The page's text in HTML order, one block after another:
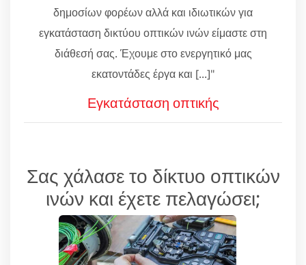
δημοσίων φορέων αλλά και ιδιωτικών για
εγκατάσταση δικτύου οπτικών ινών είμαστε στη
διάθεσή σας. Έχουμε στο ενεργητικό μας
εκατοντάδες έργα και [...]"
Εγκατάσταση οπτικής
Σας χάλασε το δίκτυο οπτικών
ινών και έχετε πελαγώσει;